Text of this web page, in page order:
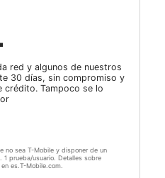
red y algunos de nuestros
30 días, sin compromiso y
crédito. Tampoco se lo
no sea T-Mobile y disponer de un
prueba/usuario. Detalles sobre
es.T-Mobile.com.